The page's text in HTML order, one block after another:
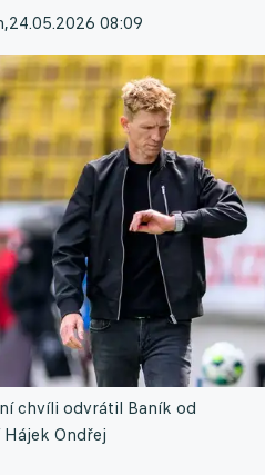
,24.05.2026 08:09
chvíli odvrátil Baník od
Hájek Ondřej